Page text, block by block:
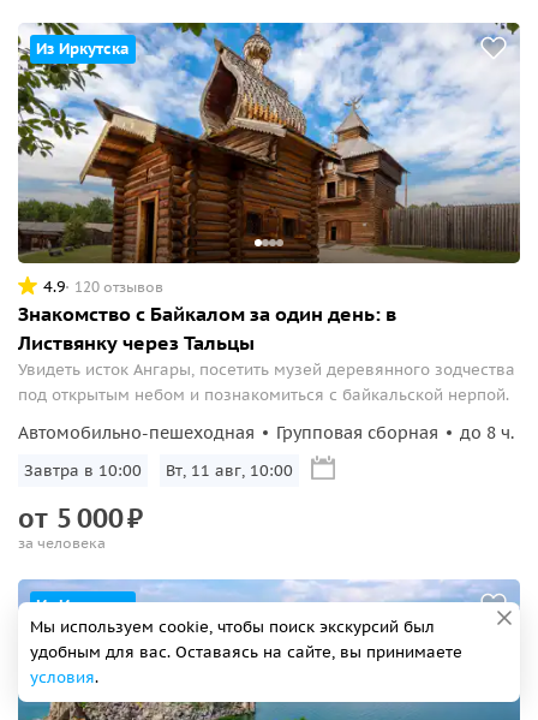
Из Иркутска
4.9 120 отзывов
Знакомство с Байкалом за один день: в
Листвянку через Тальцы
Увидеть исток Ангары, посетить музей деревянного зодчества
под открытым небом и познакомиться с байкальской нерпой.
Автомобильно-пешеходная Групповая сборная до 8 ч.
Завтра в 10:00 Вт, 11 авг, 10:00
от 5000₽
за человека
Из Иркутска
Мы используем cookie, чтобы поиск экскурсий был
удобным для вас. Оставаясь на сайте, вы принимаете
условия.